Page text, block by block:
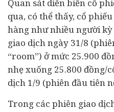
Quan sát diễn biến cổ
qua, có thể thấy, cổ
hàng như nhiều người kỳ
giao dịch ngày 31/8
“room”) ở mức 25.900
nhẹ xuống 25.800 đồng/
dịch 1/9 (phiên đầu tiên
Trong các phiên giao